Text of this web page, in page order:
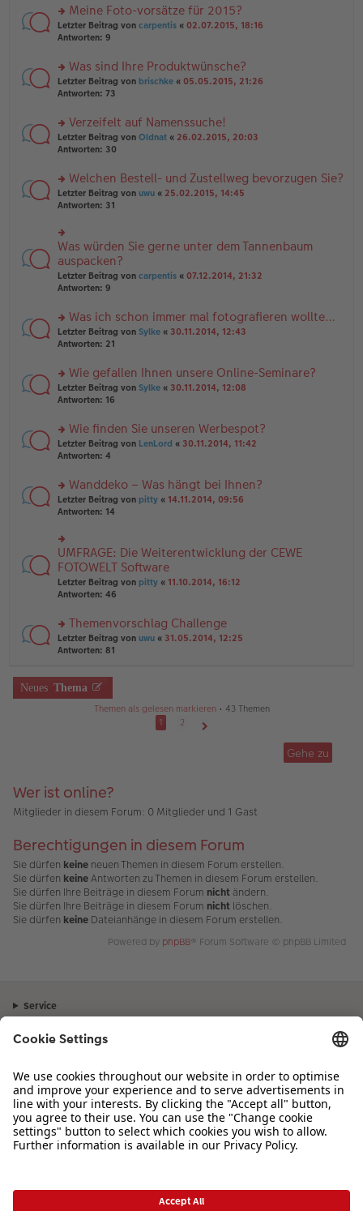
tr
a
g
el
es
e
B
ei
tr
g
rs
te
n
g
el
e
n
er
tr
a
g
Meine Foto-vorsätze für 2015?
Letzter Beitrag von carpentis « 02.07.2015, 18:16
Antworten: 9
rs
te
n
g
el
e
n
er
tr
a
g
Was sind Ihre Produktwünsche?
Letzter Beitrag von brischke « 05.05.2015, 21:26
Antworten: 73
rs
te
n
g
el
e
n
er
B
ei
tr
g
Verzeifelt auf Namenssuche!
Letzter Beitrag von Oldnat « 26.02.2015, 20:03
Antworten: 30
rs
te
u
n
g
el
es
e
er
B
ei
tr
g
Welchen Bestell- und Zustellweg bevorzugen Sie?
Letzter Beitrag von uwu « 25.02.2015, 14:45
Antworten: 31
rs
te
r
u
n
el
es
e
B
ei
tr
g
Was würden Sie gerne unter dem Tannenbaum
auspacken?
Letzter Beitrag von carpentis « 07.12.2014, 21:32
Antworten: 9
rs
te
n
g
el
e
n
er
tr
a
g
Was ich schon immer mal fotografieren wollte…
Letzter Beitrag von Sylke « 30.11.2014, 12:43
Antworten: 21
rs
te
n
g
el
e
n
er
tr
a
g
Wie gefallen Ihnen unsere Online-Seminare?
Letzter Beitrag von Sylke « 30.11.2014, 12:08
Antworten: 16
rs
te
n
g
el
e
n
er
B
ei
tr
g
Wie finden Sie unseren Werbespot?
Letzter Beitrag von LenLord « 30.11.2014, 11:42
Antworten: 4
rs
te
u
n
g
el
es
e
er
B
ei
tr
g
Wanddeko – Was hängt bei Ihnen?
Letzter Beitrag von pitty « 14.11.2014, 09:56
Antworten: 14
rs
te
r
u
n
el
es
e
B
ei
UMFRAGE: Die Weiterentwicklung der CEWE
FOTOWELT Software
Letzter Beitrag von pitty « 11.10.2014, 16:12
Antworten: 46
rs
te
n
g
tr
a
g
Themenvorschlag Challenge
Letzter Beitrag von uwu « 31.05.2014, 12:25
Antworten: 81
Neues Thema
Themen als gelesen markieren• 43 Themen
1
2
Gehe zu
Wer ist online?
Mitglieder in diesem Forum: 0 Mitglieder und 1 Gast
Berechtigungen in diesem Forum
Sie dürfen keine neuen Themen in diesem Forum erstellen.
Sie dürfen keineAntworten zu Themen in diesem Forum erstellen.
Sie dürfen Ihre Beiträge in diesem Forum nicht ändern.
Sie dürfen Ihre Beiträge in diesem Forum nicht löschen.
Sie dürfen keine Dateianhänge in diesem Forum erstellen.
Powered by phpBB® Forum Software © phpBB Limited
Service
Sortiment
Inspiration